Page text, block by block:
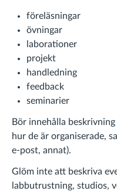
föreläsningar
övningar
laborationer
projekt
handledning
feedback
seminarier
Bör innehålla
hur de är organiserade,
e-post, annat).
Glöm inte att beskriva
labbutrustning, studios,